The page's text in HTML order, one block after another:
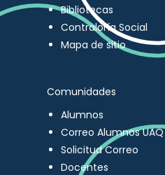
Bibliotecas
Contraloría Social
Mapa de sitio
Comunidades
Alumnos
Correo Alumnos UAQ
Solicitud Correo
Docentes